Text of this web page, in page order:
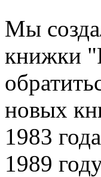
Мы
книжки
новых
1983
1989